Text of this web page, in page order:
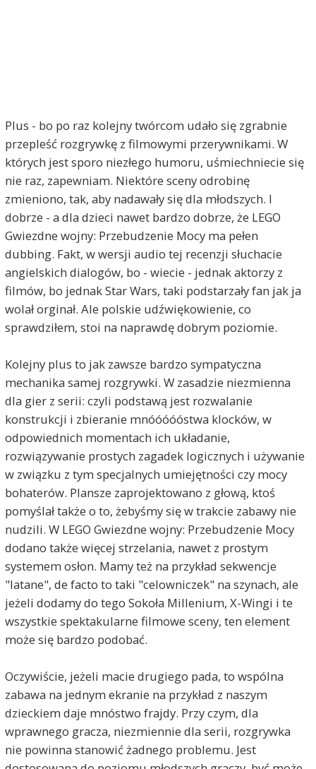
Plus - bo po raz kolejny twórcom udało się zgrabnie
przepleść rozgrywkę z filmowymi przerywnikami. W
których jest sporo niezłego humoru, uśmiechniecie się
nie raz, zapewniam. Niektóre sceny odrobinę
zmieniono, tak, aby nadawały się dla młodszych. I
dobrze - a dla dzieci nawet bardzo dobrze, że LEGO
Gwiezdne wojny: Przebudzenie Mocy ma pełen
dubbing. Fakt, w wersji audio tej recenzji słuchacie
angielskich dialogów, bo - wiecie - jednak aktorzy z
filmów, bo jednak Star Wars, taki podstarzały fan jak ja
wolał orginał. Ale polskie udźwiękowienie, co
sprawdziłem, stoi na naprawdę dobrym poziomie.
Kolejny plus to jak zawsze bardzo sympatyczna
mechanika samej rozgrywki. W zasadzie niezmienna
dla gier z serii: czyli podstawą jest rozwalanie
konstrukcji i zbieranie mnóóóóóstwa klocków, w
odpowiednich momentach ich układanie,
rozwiązywanie prostych zagadek logicznych i używanie
w związku z tym specjalnych umiejętności czy mocy
bohaterów. Plansze zaprojektowano z głową, ktoś
pomyślał także o to, żebyśmy się w trakcie zabawy nie
nudzili. W LEGO Gwiezdne wojny: Przebudzenie Mocy
dodano także więcej strzelania, nawet z prostym
systemem osłon. Mamy też na przykład sekwencje
"latane", de facto to taki "celowniczek" na szynach, ale
jeżeli dodamy do tego Sokoła Millenium, X-Wingi i te
wszystkie spektakularne filmowe sceny, ten element
może się bardzo podobać.
Oczywiście, jeżeli macie drugiego pada, to wspólna
zabawa na jednym ekranie na przykład z naszym
dzieckiem daje mnóstwo frajdy. Przy czym, dla
wprawnego gracza, niezmiennie dla serii, rozgrywka
nie powinna stanowić żadnego problemu. Jest